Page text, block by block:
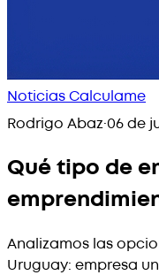
Noticias Calculame
Rodrigo Abaz·06 de
Qué tipo de
Analizamos las
Uruguay: empresa